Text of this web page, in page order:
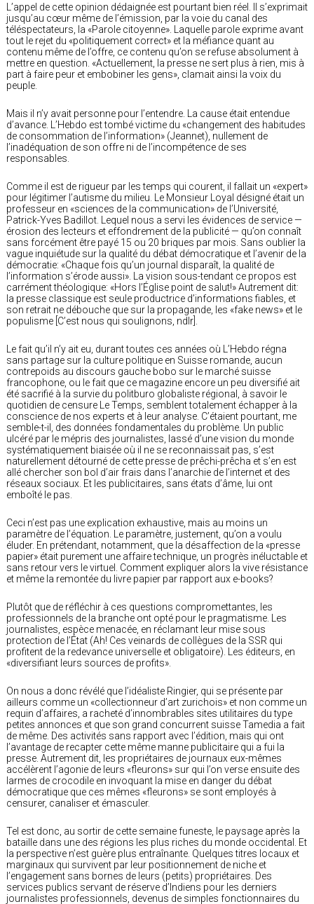
L’appel de cette opinion dédaignée est pourtant bien réel. Il s’exprimait
jusqu’au cœur même de l’émission, par la voie du canal des
téléspectateurs, la «Parole citoyenne». Laquelle parole exprime avant
tout le rejet du «politiquement correct» et la méfiance quant au
contenu même de l’offre, ce contenu qu’on se refuse absolument à
mettre en question. «Actuellement, la presse ne sert plus à rien, mis à
part à faire peur et embobiner les gens», clamait ainsi la voix du
peuple.
Mais il n’y avait personne pour l’entendre. La cause était entendue
d’avance. L’Hebdo est tombé victime du «changement des habitudes
de consommation de l’information» (Jeannet), nullement de
l’inadéquation de son offre ni de l’incompétence de ses
responsables.
Comme il est de rigueur par les temps qui courent, il fallait un «expert»
pour légitimer l’autisme du milieu. Le Monsieur Loyal désigné était un
professeur en «sciences de la communication» de l’Université,
Patrick-Yves Badillot. Lequel nous a servi les évidences de service —
érosion des lecteurs et effondrement de la publicité — qu’on connaît
sans forcément être payé 15 ou 20 briques par mois. Sans oublier la
vague inquiétude sur la qualité du débat démocratique et l’avenir de la
démocratie: «Chaque fois qu’un journal disparaît, la qualité de
l’information s’érode aussi». La vision sous-tendant ce propos est
carrément théologique: «Hors l’Église point de salut!» Autrement dit:
la presse classique est seule productrice d’informations fiables, et
son retrait ne débouche que sur la propagande, les «fake news» et le
populisme [C’est nous qui soulignons, ndlr].
Le fait qu’il n’y ait eu, durant toutes ces années où L’Hebdo régna
sans partage sur la culture politique en Suisse romande, aucun
contrepoids au discours gauche bobo sur le marché suisse
francophone, ou le fait que ce magazine encore un peu diversifié ait
été sacrifié à la survie du politburo globaliste régional, à savoir le
quotidien de censure Le Temps, semblent totalement échapper à la
conscience de nos experts et à leur analyse. C’étaient pourtant, me
semble-t-il, des données fondamentales du problème. Un public
ulcéré par le mépris des journalistes, lassé d’une vision du monde
systématiquement biaisée où il ne se reconnaissait pas, s’est
naturellement détourné de cette presse de prêchi-prêcha et s’en est
allé chercher son bol d’air frais dans l’anarchie de l’internet et des
réseaux sociaux. Et les publicitaires, sans états d’âme, lui ont
emboîté le pas.
Ceci n’est pas une explication exhaustive, mais au moins un
paramètre de l’équation. Le paramètre, justement, qu’on a voulu
éluder. En prétendant, notamment, que la désaffection de la «presse
papier» était purement une affaire technique, un progrès inéluctable et
sans retour vers le virtuel. Comment expliquer alors la vive résistance
et même la remontée du livre papier par rapport aux e-books?
Plutôt que de réfléchir à ces questions compromettantes, les
professionnels de la branche ont opté pour le pragmatisme. Les
journalistes, espèce menacée, en réclamant leur mise sous
protection de l’État (Ah! Ces veinards de collègues de la SSR qui
profitent de la redevance universelle et obligatoire). Les éditeurs, en
«diversifiant leurs sources de profits».
On nous a donc révélé que l’idéaliste Ringier, qui se présente par
ailleurs comme un «collectionneur d’art zurichois» et non comme un
requin d’affaires, a racheté d’innombrables sites utilitaires du type
petites annonces et que son grand concurrent suisse Tamedia a fait
de même. Des activités sans rapport avec l’édition, mais qui ont
l’avantage de recapter cette même manne publicitaire qui a fui la
presse. Autrement dit, les propriétaires de journaux eux-mêmes
accélèrent l’agonie de leurs «fleurons» sur qui l’on verse ensuite des
larmes de crocodile en invoquant la mise en danger du débat
démocratique que ces mêmes «fleurons» se sont employés à
censurer, canaliser et émasculer.
Tel est donc, au sortir de cette semaine funeste, le paysage après la
bataille dans une des régions les plus riches du monde occidental. Et
la perspective n’est guère plus entraînante. Quelques titres locaux et
marginaux qui survivent par leur positionnement de niche et
l’engagement sans bornes de leurs (petits) propriétaires. Des
services publics servant de réserve d’Indiens pour les derniers
journalistes professionnels, devenus de simples fonctionnaires du